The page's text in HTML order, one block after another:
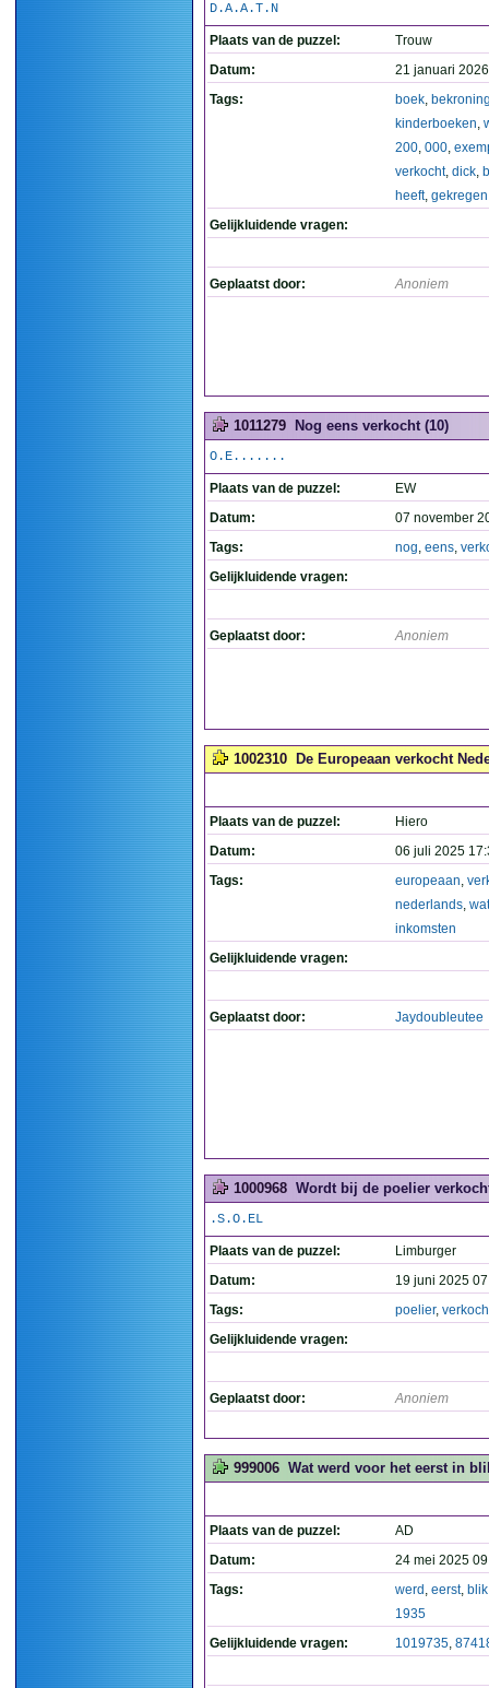
D.A.A.T.N
Plaats van de puzzel:
Trouw
Datum:
21 januari
Tags:
boek,
kinderboeken,
200, 000,
verkocht, dick,
heeft, gekregen
Gelijkluidende vragen:
Geplaatst door: Anoniem
1011279 Nog eens verkocht (10)
O.E.......
Plaats van de puzzel:
EW
Datum:
07 november
Tags:
nog, eens,
Gelijkluidende vragen:
Geplaatst door: Anoniem
1002310 De Europeaan verkocht
Plaats van de puzzel:
Hiero
Datum:
06 juli 2025
Tags:
europeaan,
nederlands,
inkomsten
Gelijkluidende vragen:
Geplaatst door: Jaydoubleutee
1000968 Wordt bij de poelier
.S.O.EL
Plaats van de puzzel:
Limburger
Datum:
19 juni 2025
Tags:
poelier,
Gelijkluidende vragen:
Geplaatst door: Anoniem
999006 Wat werd voor het eerst in
Plaats van de puzzel:
AD
Datum:
24 mei 2025
Tags:
werd , eerst, blik
1935
Gelijkluidende vragen:
1019735,